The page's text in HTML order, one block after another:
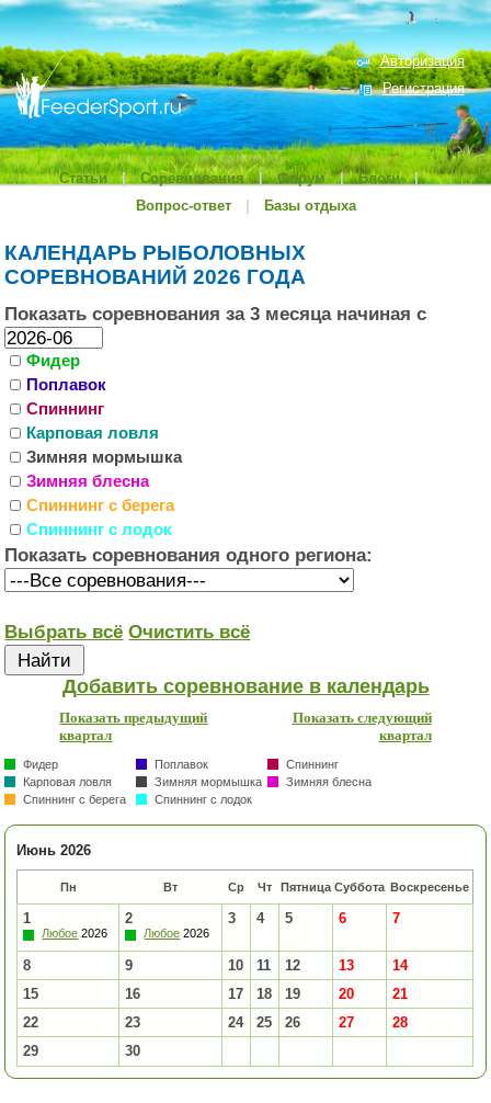
Авторизация
Регистрация
Статьи | Соревнования | Форум | Блоги
|
Вопрос-ответ
Базы отдыха
КАЛЕНДАРЬ РЫБОЛОВНЫХ
СОРЕВНОВАНИЙ 2026 ГОДА
Показать соревнования за 3 месяца начинаяс
Фидер
Поплавок
Спиннинг
Карповая ловля
Зимняя мормышка
Зимняя блесна
Спиннинг с берега
Спиннинг с лодок
Показать соревнования одного региона:
Выбрать всё Очистить всё
Добавить соревнование в календарь
Показать предыдущий
квартал
Показать следующий
квартал
Фидер Поплавок
Спиннинг
Карповая ловля
Зимняя мормышка
Зимняя блесна
Спиннинг с берега
Спиннинг с лодок
Июнь 2026
Пн Вт Ср Чт Пятница Суббота Воскресенье
1
Любое 2026
2
Любое 2026
3 4 5 6 7
8 9 10 11 12 13
14
15
16 17 18 19 20
21
22
23 24 25 26 27
28
29
30